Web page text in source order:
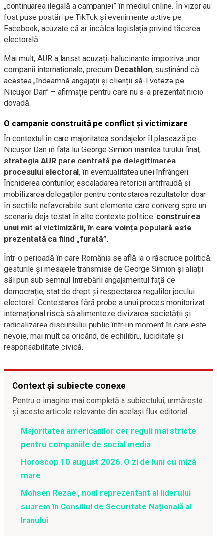
„continuarea ilegală a campaniei” în mediul online. În vizor au
fost puse postări pe TikTok și evenimente active pe
Facebook, acuzate că ar încălca legislația privind tăcerea
electorală.
Mai mult, AUR a lansat acuzații halucinante împotriva unor
companii internaționale, precum Decathlon, susținând că
acestea „îndeamnă angajații și clienții să-l voteze pe
Nicușor Dan” – afirmație pentru care nu s-a prezentat nicio
dovadă.
O campanie construită pe conflict și victimizare
În contextul în care majoritatea sondajelor îl plasează pe
Nicușor Dan în fața lui George Simion înaintea turului final,
strategia AUR pare centrată pe delegitimarea
procesului electoral, în eventualitatea unei înfrângeri.
Închiderea conturilor, escaladarea retoricii antifraudă și
mobilizarea delegaților pentru contestarea rezultatelor doar
în secțiile nefavorabile sunt elemente care converg spre un
scenariu deja testat în alte contexte politice: construirea
unui mit al victimizării, în care voința populară este
prezentată ca fiind „furată”.
Într-o perioadă în care România se află la o răscruce politică,
gesturile și mesajele transmise de George Simion și aliații
săi pun sub semnul întrebării angajamentul față de
democrație, stat de drept și respectarea regulilor jocului
electoral. Contestarea fără probe a unui proces monitorizat
internațional riscă să alimenteze divizarea societății și
radicalizarea discursului public într-un moment în care este
nevoie, mai mult ca oricând, de echilibru, luciditate și
responsabilitate civică.
Context și subiecte conexe
Pentru o imagine mai completă a subiectului, urmărește
și aceste articole relevante din același flux editorial.
Majoritatea americanilor cer reguli mai stricte
pentru companiile de social media
Horoscop 10 august 2026. O zi de luni cu miză
mare
Mohsen Rezaei, noul reprezentant al liderului
suprem în Consiliul de Securitate Națională al
Iranului